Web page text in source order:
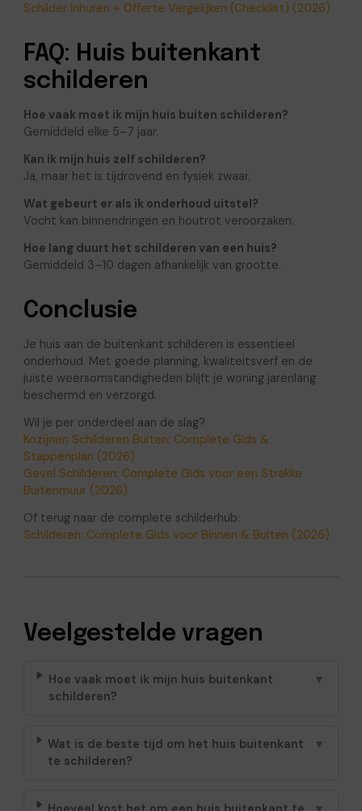
Schilder Inhuren + Offerte Vergelijken (Checklist) (2026)
FAQ: Huis buitenkant
schilderen
Hoe vaak moet ik mijn huis buiten schilderen?
Gemiddeld elke 5–7 jaar.
Kan ik mijn huis zelf schilderen?
Ja, maar het is tijdrovend en fysiek zwaar.
Wat gebeurt er als ik onderhoud uitstel?
Vocht kan binnendringen en houtrot veroorzaken.
Hoe lang duurt het schilderen van een huis?
Gemiddeld 3–10 dagen afhankelijk van grootte.
Conclusie
Je huis aan de buitenkant schilderen is essentieel
onderhoud. Met goede planning, kwaliteitsverf en de
juiste weersomstandigheden blijft je woning jarenlang
beschermd en verzorgd.
Wil je per onderdeel aan de slag?
Kozijnen Schilderen Buiten: Complete Gids &
Stappenplan (2026)
Gevel Schilderen: Complete Gids voor een Strakke
Buitenmuur (2026)
Of terug naar de complete schilderhub:
Schilderen: Complete Gids voor Binnen & Buiten (2026)
Veelgestelde vragen
Hoe vaak moet ik mijn huis buitenkant
schilderen?
▼
Wat is de beste tijd om het huis buitenkant
te schilderen?
▼